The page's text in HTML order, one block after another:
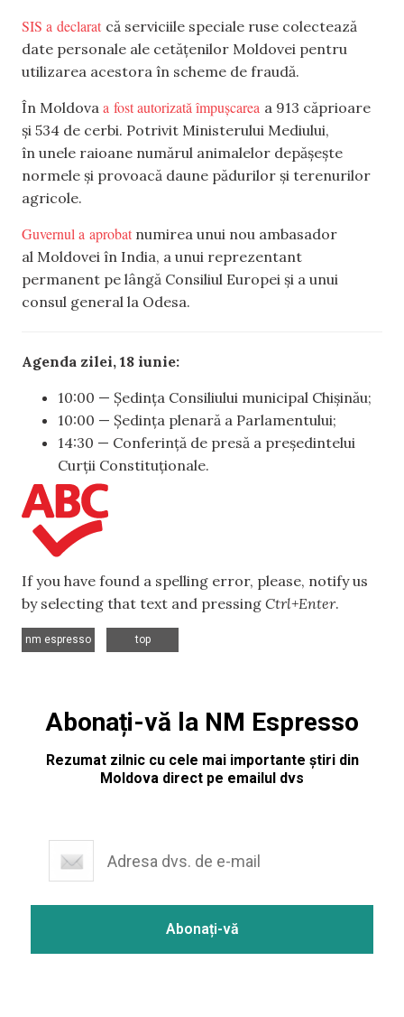
SIS a declarat că serviciile speciale ruse colectează
date personale ale cetățenilor Moldovei pentru
utilizarea acestora în scheme de fraudă.
În Moldova a fost autorizată împușcarea a 913 căprioare
și 534 de cerbi. Potrivit Ministerului Mediului,
în unele raioane numărul animalelor depășește
normele și provoacă daune pădurilor și terenurilor
agricole.
Guvernul a aprobat numirea unui nou ambasador
al Moldovei în India, a unui reprezentant
permanent pe lângă Consiliul Europei și a unui
consul general la Odesa.
Agenda zilei, 18 iunie:
10:00 — Ședința Consiliului municipal Chișinău;
10:00 — Ședința plenară a Parlamentului;
14:30 — Conferință de presă a președintelui
Curții Constituționale.
If you have found a spelling error, please, notify us
by selecting that text and pressing Ctrl+Enter.
nm espresso
top
Abonați-vă la NM Espresso
Rezumat zilnic cu cele mai importante știri din
Moldova direct pe emailul dvs